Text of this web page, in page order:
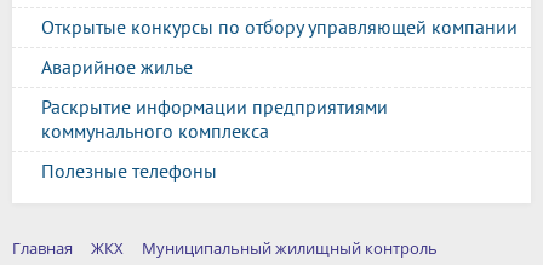
Открытые конкурсы по отбору управляющей компании
Аварийное жилье
Раскрытие информации предприятиями
коммунального комплекса
Полезные телефоны
Главная ЖКХ
Муниципальный жилищный контроль